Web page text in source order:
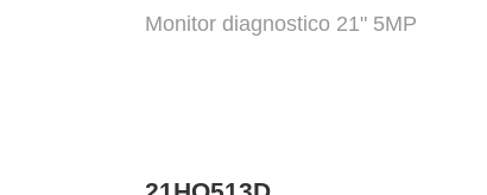
Monitor diagnostico 21" 5MP